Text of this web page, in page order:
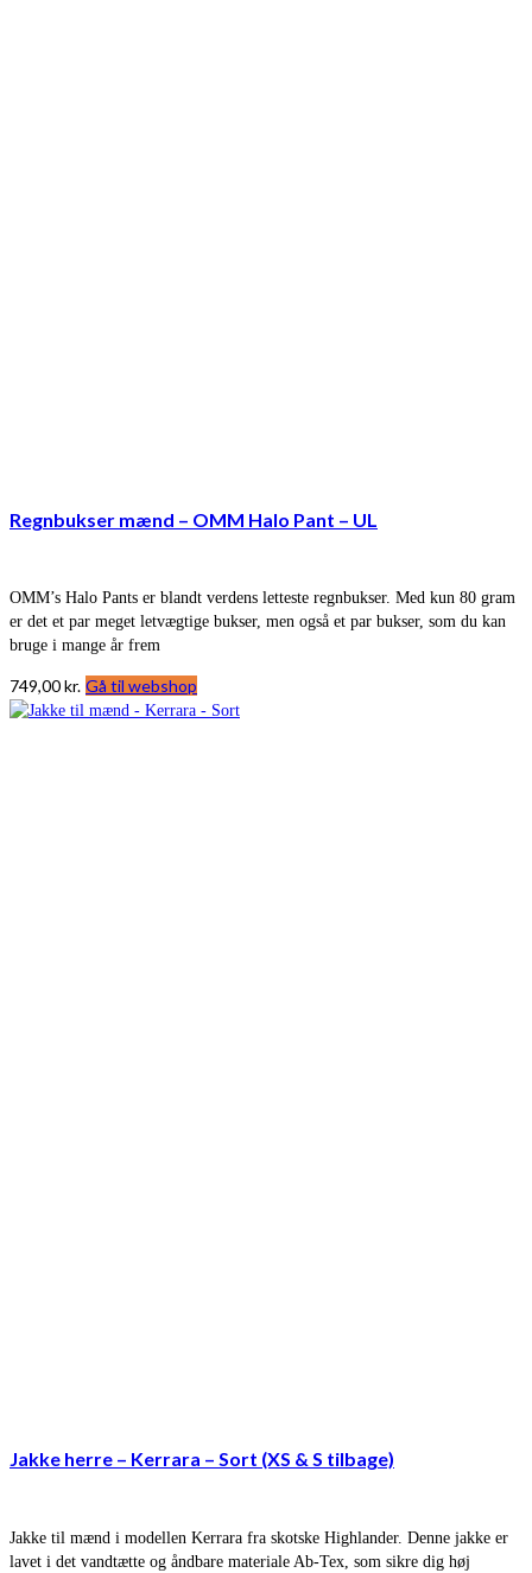
Regnbukser mænd – OMM Halo Pant – UL
OMM’s Halo Pants er blandt verdens letteste regnbukser. Med kun 80 gram
er det et par meget letvægtige bukser, men også et par bukser, som du kan
bruge i mange år frem
749,00kr. Gå til webshop
Jakke herre – Kerrara – Sort (XS & S tilbage)
Jakke til mænd i modellen Kerrara fra skotske Highlander. Denne jakke er
lavet i det vandtætte og åndbare materiale Ab-Tex, som sikre dig høj